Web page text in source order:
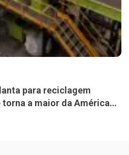
para reciclagem
torna a maior da América